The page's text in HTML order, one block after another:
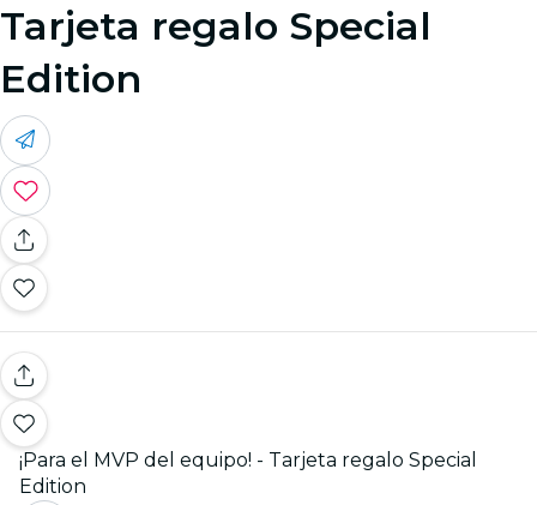
Tarjeta regalo Special
Edition
¡Para el MVP del equipo! - Tarjeta regalo Special
Edition